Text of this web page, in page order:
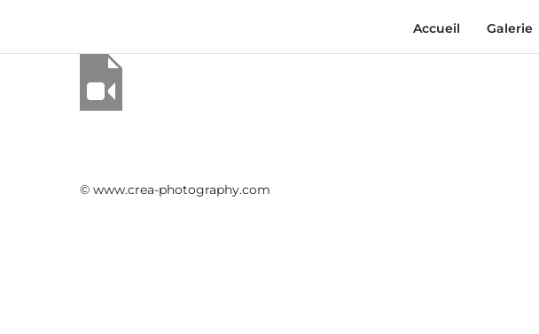
Accueil Galerie
© www.crea-photography.com